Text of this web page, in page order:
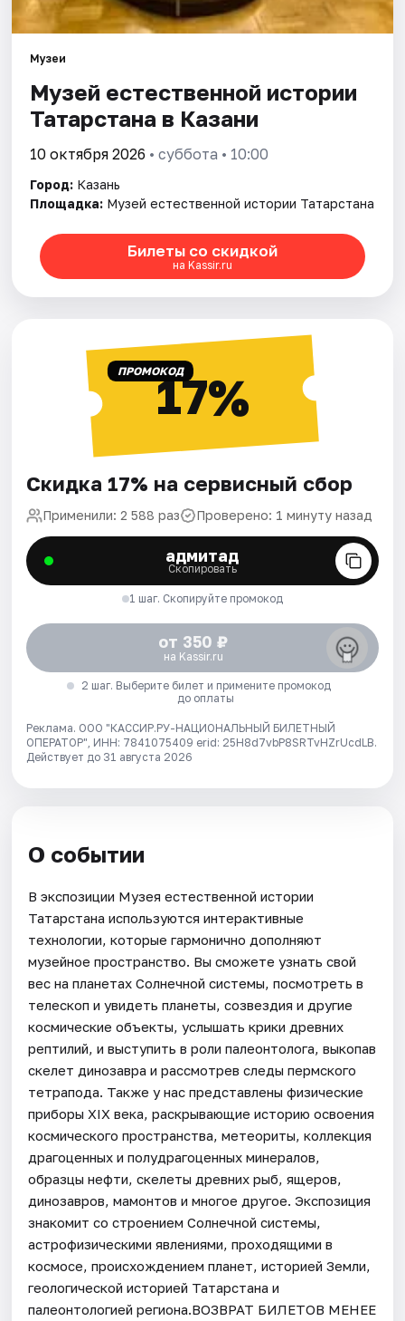
Музеи
Музей естественной истории
Татарстана в Казани
10 октября 2026 • суббота • 10:00
Город: Казань
Площадка: Музей естественной истории Татарстана
Билеты со скидкой
на Kassir.ru
ПРОМОКОД17%
Скидка 17% на сервисный сбор
Применили: 2 588 раз Проверено: 1 минуту назад
адмитад
Скопировать
1 шаг. Скопируйте промокод
от 350 ₽
на Kassir.ru
2 шаг. Выберите билет и примените промокод
до оплаты
Реклама. ООО "КАССИР.РУ-НАЦИОНАЛЬНЫЙ БИЛЕТНЫЙ
ОПЕРАТОР", ИНН: 7841075409 erid: 25H8d7vbP8SRTvHZrUcdLB.
Действует до 31 августа 2026
О событии
В экспозиции Музея естественной истории
Татарстана используются интерактивные
технологии, которые гармонично дополняют
музейное пространство. Вы сможете узнать свой
вес на планетах Солнечной системы, посмотреть в
телескоп и увидеть планеты, созвездия и другие
космические объекты, услышать крики древних
рептилий, и выступить в роли палеонтолога, выкопав
скелет динозавра и рассмотрев следы пермского
тетрапода. Также у нас представлены физические
приборы XIX века, раскрывающие историю освоения
космического пространства, метеориты, коллекция
драгоценных и полудрагоценных минералов,
образцы нефти, скелеты древних рыб, ящеров,
динозавров, мамонтов и многое другое. Экспозиция
знакомит со строением Солнечной системы,
астрофизическими явлениями, проходящими в
космосе, происхождением планет, историей Земли,
геологической историей Татарстана и
палеонтологией региона.ВОЗВРАТ БИЛЕТОВ МЕНЕЕ